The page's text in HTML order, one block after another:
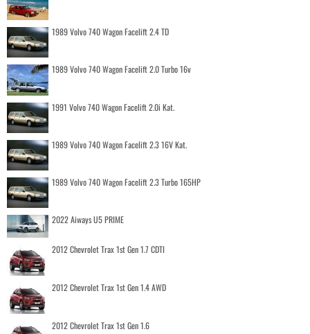
1989 Volvo 740 Wagon Facelift 2.4 TD
1989 Volvo 740 Wagon Facelift 2.0 Turbo 16v
1991 Volvo 740 Wagon Facelift 2.0i Kat.
1989 Volvo 740 Wagon Facelift 2.3 16V Kat.
1989 Volvo 740 Wagon Facelift 2.3 Turbo 165HP
2022 Aiways U5 PRIME
2012 Chevrolet Trax 1st Gen 1.7 CDTI
2012 Chevrolet Trax 1st Gen 1.4 AWD
2012 Chevrolet Trax 1st Gen 1.6